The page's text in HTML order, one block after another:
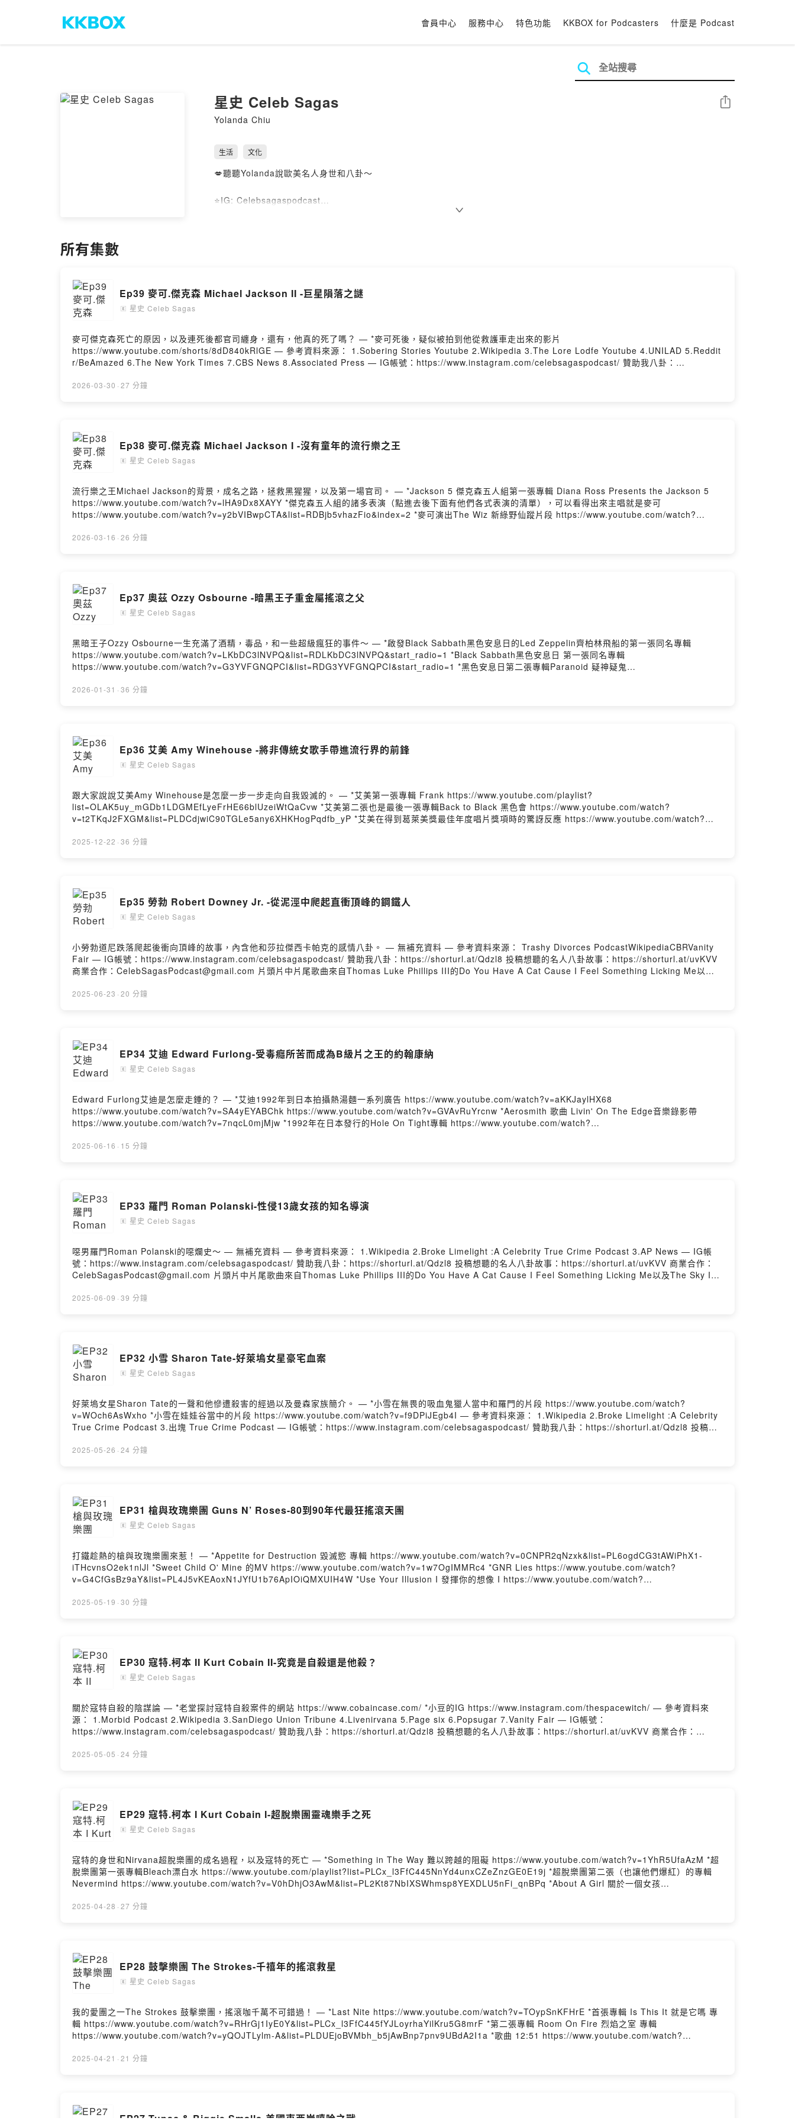
會員中心 服務中心 特色功能 KKBOX for Podcasters 什麼是 Podcast
星史 Celeb Sagas
Yolanda Chiu
分享
生活 文化
💋聽聽Yolanda說歐美名人身世和八卦～
⭐️IG: Celebsagaspodcast
所有集數
Ep39 麥可.傑克森 Michael Jackson II -巨星隕落之謎
🄴 星史 Celeb Sagas
麥可傑克森死亡的原因，以及連死後都官司纏身，還有，他真的死了嗎？ — *麥可死後，疑似被拍到他從救護車走出來的影片
https://www.youtube.com/shorts/8dD840kRlGE — 參考資料來源： 1.Sobering Stories Youtube 2.Wikipedia 3.The Lore Lodfe Youtube 4.UNILAD 5.Reddit
r/BeAmazed 6.The New York Times 7.CBS News 8.Associated Press — IG帳號：https://www.instagram.com/celebsagaspodcast/ 贊助我八卦：
Luke Phillips III的Do You Have A Cat Cause I Feel Something Licking Me以及The Sky Is Falling — 本節目版權屬於Mongee Media LLC，未經授權，請勿任
2026-03-30 · 27 分鐘
Ep38 麥可.傑克森 Michael Jackson I -沒有童年的流行樂之王
🄴 星史 Celeb Sagas
流行樂之王Michael Jackson的背景，成名之路，拯救黑猩猩，以及第一場官司。 — *Jackson 5 傑克森五人組第一張專輯 Diana Ross Presents the Jackson 5
https://www.youtube.com/watch?v=lHA9Dx8XAYY *傑克森五人組的諸多表演（點進去後下面有他們各式表演的清單），可以看得出來主唱就是麥可
https://www.youtube.com/watch?v=y2bVIBwpCTA&list=RDBjb5vhazFio&index=2 *麥可演出The Wiz 新綠野仙蹤片段 https://www.youtube.com/watch?
顫慄 專輯 https://www.youtube.com/watch?v=vHKwBPZk3rA&list=RDvHKwBPZk3rA&start_radio=1 *Thriller音樂錄影帶 https://www.youtube.com/watch?
v=8k1yj46xH24&list=PL15ty5GYCv5uDdbqMZNPVLeis1My2YV6O *Invincible 專輯 https://www.youtube.com/watch?
v=7hDon6okRn4&list=PLp4M9H57nRcsT-5zFDBl99OumPRTHQzLm — 參考資料來源： 1.Sobering Stories Youtube 2.Wikipedia 3.The Lore Lodfe
Youtube 4.UNILAD 5.Reddit r/BeAmazed 6.The New York Times 7.CBS News 8.Associated Press — IG帳號：
https://www.instagram.com/celebsagaspodcast/ 贊助我八卦：https://shorturl.at/Qdzl8 投稿想聽的名人八卦故事：https://shorturl.at/uvKVV 商業合作：
Falling — 本節目版權屬於Mongee Media LLC，未經授權，請勿任意轉載或商業使用。 --Hosting provided by SoundOn
2026-03-16 · 26 分鐘
Ep37 奧茲 Ozzy Osbourne -暗黑王子重金屬搖滾之父
🄴 星史 Celeb Sagas
黑暗王子Ozzy Osbourne一生充滿了酒精，毒品，和一些超級瘋狂的事件～ — *啟發Black Sabbath黑色安息日的Led Zeppelin齊柏林飛船的第一張同名專輯
https://www.youtube.com/watch?v=LKbDC3lNVPQ&list=RDLKbDC3lNVPQ&start_radio=1 *Black Sabbath黑色安息日 第一張同名專輯
https://www.youtube.com/watch?v=G3YVFGNQPCI&list=RDG3YVFGNQPCI&start_radio=1 *黑色安息日第二張專輯Paranoid 疑神疑鬼
https://www.youtube.com/watch?v=_zC-QYFK7Ro&list=PLBzBwYhHpqLIO1eoxCHLjq2rUIhbOBYJT *No more Tears 不再流淚專輯
CelebSagasPodcast@gmail.com 片頭片中片尾歌曲來自Thomas Luke Phillips III的Do You Have A Cat Cause I Feel Something Licking Me以及The Sky Is
Falling — 本節目版權屬於Mongee Media LLC，未經授權，請勿任意轉載或商業使用。 --Hosting provided by SoundOn
2026-01-31 · 36 分鐘
Ep36 艾美 Amy Winehouse -將非傳統女歌手帶進流行界的前鋒
🄴 星史 Celeb Sagas
跟大家說說艾美Amy Winehouse是怎麼一步一步走向自我毀滅的。 — *艾美第一張專輯 Frank https://www.youtube.com/playlist?
list=OLAK5uy_mGDb1LDGMEfLyeFrHE66blUzeiWtQaCvw *艾美第二張也是最後一張專輯Back to Black 黑色會 https://www.youtube.com/watch?
v=t2TKqJ2FXGM&list=PLDCdjwiC90TGLe5any6XHKHogPqdfb_yP *艾美在得到葛萊美獎最佳年度唱片獎項時的驚訝反應 https://www.youtube.com/watch?
源： Right Answers Mostly PodcastWikipediaStandard.co.ukABC — IG帳號：https://www.instagram.com/celebsagaspodcast/ 贊助我八卦：
2025-12-22 · 36 分鐘
Ep35 勞勃 Robert Downey Jr. -從泥涇中爬起直衝頂峰的鋼鐵人
🄴 星史 Celeb Sagas
小勞勃道尼跌落爬起後衝向頂峰的故事，內含他和莎拉傑西卡帕克的感情八卦。 — 無補充資料 — 參考資料來源： Trashy Divorces PodcastWikipediaCBRVanity
Fair — IG帳號：https://www.instagram.com/celebsagaspodcast/ 贊助我八卦：https://shorturl.at/Qdzl8 投稿想聽的名人八卦故事：https://shorturl.at/uvKVV
商業合作：CelebSagasPodcast@gmail.com 片頭片中片尾歌曲來自Thomas Luke Phillips III的Do You Have A Cat Cause I Feel Something Licking Me以及
2025-06-23 · 20 分鐘
EP34 艾迪 Edward Furlong-受毒癮所苦而成為B級片之王的約翰康納
🄴 星史 Celeb Sagas
Edward Furlong艾迪是怎麼走鍾的？ — *艾迪1992年到日本拍攝熱湯麵一系列廣告 https://www.youtube.com/watch?v=aKKJaylHX68
https://www.youtube.com/watch?v=SA4yEYABChk https://www.youtube.com/watch?v=GVAvRuYrcnw *Aerosmith 歌曲 Livin' On The Edge音樂錄影帶
https://www.youtube.com/watch?v=7nqcL0mjMjw *1992年在日本發行的Hole On Tight專輯 https://www.youtube.com/watch?
5.Inside of You with Michael Rosenbaum 6.Daily Mail — IG帳號：https://www.instagram.com/celebsagaspodcast/ 贊助我八卦：https://shorturl.at/Qdzl8
2025-06-16 · 15 分鐘
EP33 羅門 Roman Polanski-性侵13歲女孩的知名導演
🄴 星史 Celeb Sagas
噁男羅門Roman Polanski的噁爛史～ — 無補充資料 — 參考資料來源： 1.Wikipedia 2.Broke Limelight :A Celebrity True Crime Podcast 3.AP News — IG帳
號：https://www.instagram.com/celebsagaspodcast/ 贊助我八卦：https://shorturl.at/Qdzl8 投稿想聽的名人八卦故事：https://shorturl.at/uvKVV 商業合作：
CelebSagasPodcast@gmail.com 片頭片中片尾歌曲來自Thomas Luke Phillips III的Do You Have A Cat Cause I Feel Something Licking Me以及The Sky Is
2025-06-09 · 39 分鐘
EP32 小雪 Sharon Tate-好萊塢女星豪宅血案
🄴 星史 Celeb Sagas
好萊塢女星Sharon Tate的一聲和他慘遭殺害的經過以及曼森家族簡介。 — *小雪在無畏的吸血鬼獵人當中和羅門的片段 https://www.youtube.com/watch?
v=WOch6AsWxho *小雪在娃娃谷當中的片段 https://www.youtube.com/watch?v=f9DPiJEgb4I — 參考資料來源： 1.Wikipedia 2.Broke Limelight :A Celebrity
True Crime Podcast 3.出塊 True Crime Podcast — IG帳號：https://www.instagram.com/celebsagaspodcast/ 贊助我八卦：https://shorturl.at/Qdzl8 投稿想
2025-05-26 · 24 分鐘
EP31 槍與玫瑰樂團 Guns N’ Roses-80到90年代最狂搖滾天團
🄴 星史 Celeb Sagas
打鐵趁熱的槍與玫瑰樂團來惹！ — *Appetite for Destruction 毀滅慾 專輯 https://www.youtube.com/watch?v=0CNPR2qNzxk&list=PL6ogdCG3tAWiPhX1-
iTHcvnsO2ek1nlJl *Sweet Child O' Mine 的MV https://www.youtube.com/watch?v=1w7OgIMMRc4 *GNR Lies https://www.youtube.com/watch?
v=G4CfGsBz9aY&list=PL4J5vKEAoxN1JYfU1b76ApIOiQMXUIH4W *Use Your Illusion I 發揮你的想像 I https://www.youtube.com/watch?
v=isCh4kCeNYU&list=PL4J5vKEAoxN14WAHr_kIcpVBcsn24oa3m *November Rain 11月的雨MV https://www.youtube.com/watch?v=8SbUC-UaAxE *1992
https://www.youtube.com/watch?v=Qx3RfdAdCpQ *Hard Skool 單曲 https://www.youtube.com/watch?v=TszMUuJG-t8 *The General 單曲
https://www.youtube.com/watch?v=l0_OFC10hTE *Perhaps 單曲 https://www.youtube.com/watch?
v=qCHPBDN2Tp0&list=RDqCHPBDN2Tp0&start_radio=1 — 參考資料來源： 1.Wikipedia 2.Axl Rose podcast 3.101 Album Complaints Podcast 4.Gary
Rocks 5.My GNR Forum 6.Reddit 7.Louder 8.WTF Happened to this celebrity? 9.Tone Deaf 10.GNR Eveluution 11.BlabberMouth — IG帳號：
CelebSagasPodcast@gmail.com 片頭片中片尾歌曲來自Thomas Luke Phillips III的Do You Have A Cat Cause I Feel Something Licking Me以及The Sky Is
Falling --Hosting provided by SoundOn
2025-05-19 · 30 分鐘
EP30 寇特.柯本 II Kurt Cobain II-究竟是自殺還是他殺？
🄴 星史 Celeb Sagas
關於寇特自殺的陰謀論 — *老堂探討寇特自殺案件的網站 https://www.cobaincase.com/ *小豆的IG https://www.instagram.com/thespacewitch/ — 參考資料來
源： 1.Morbid Podcast 2.Wikipedia 3.SanDiego Union Tribune 4.Livenirvana 5.Page six 6.Popsugar 7.Vanity Fair — IG帳號：
https://www.instagram.com/celebsagaspodcast/ 贊助我八卦：https://shorturl.at/Qdzl8 投稿想聽的名人八卦故事：https://shorturl.at/uvKVV 商業合作：
Falling --Hosting provided by SoundOn
2025-05-05 · 24 分鐘
EP29 寇特.柯本 I Kurt Cobain I-超脫樂團靈魂樂手之死
🄴 星史 Celeb Sagas
寇特的身世和Nirvana超脫樂團的成名過程，以及寇特的死亡 — *Something in The Way 難以跨越的阻礙 https://www.youtube.com/watch?v=1YhR5UfaAzM *超
脫樂團第一張專輯Bleach漂白水 https://www.youtube.com/playlist?list=PLCx_l3FfC445NnYd4unxCZeZnzGE0E19j *超脫樂團第二張（也讓他們爆紅）的專輯
Nevermind https://www.youtube.com/watch?v=V0hDhjO3AwM&list=PL2Kt87NbIXSWhmsp8YEXDLU5nFi_qnBPq *About A Girl 關於一個女孩
BeastLive Nirvanaultimate-guitar.comNirvana Fandom — IG帳號：https://www.instagram.com/celebsagaspodcast/ 贊助我八卦：https://shorturl.at/Qdzl8
2025-04-28 · 27 分鐘
EP28 鼓擊樂團 The Strokes-千禧年的搖滾救星
🄴 星史 Celeb Sagas
我的愛團之一The Strokes 鼓擊樂團，搖滾咖千萬不可錯過！ — *Last Nite https://www.youtube.com/watch?v=TOypSnKFHrE *首張專輯 Is This It 就是它嗎 專
輯 https://www.youtube.com/watch?v=RHrGj1IyE0Y&list=PLCx_l3FfC445fYJLoyrhaYilKru5G8mrF *第二張專輯 Room On Fire 烈焰之室 專輯
https://www.youtube.com/watch?v=yQOJTLylm-A&list=PLDUEjoBVMbh_b5jAwBnp7pnv9UBdA2I1a *歌曲 12:51 https://www.youtube.com/watch?
Impressions of Earth 地球初印象專輯 https://www.youtube.com/playlist?list=PLiN-7mukU_RF-nkDBjkxbw7I4PzqnR8Vj *歌曲Juice Box 盒裝果汁
https://www.youtube.com/watch?v=lGKJEW2oXJE&list=PL0H-wjUsjggHFLfhTK2jwmChdK8Q2ueEI *Bad Decision https://www.youtube.com/watch?
v=5fbZTnZDvPA ***Billy Idol **的Dancing With Myself https://www.youtube.com/watch?v=FG1NrQYXjLU — 本集資料來源： Ongoing History of Music
2025-04-21 · 21 分鐘